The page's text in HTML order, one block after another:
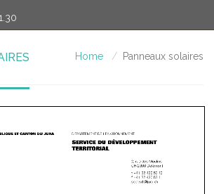
Home Panneaux solaires